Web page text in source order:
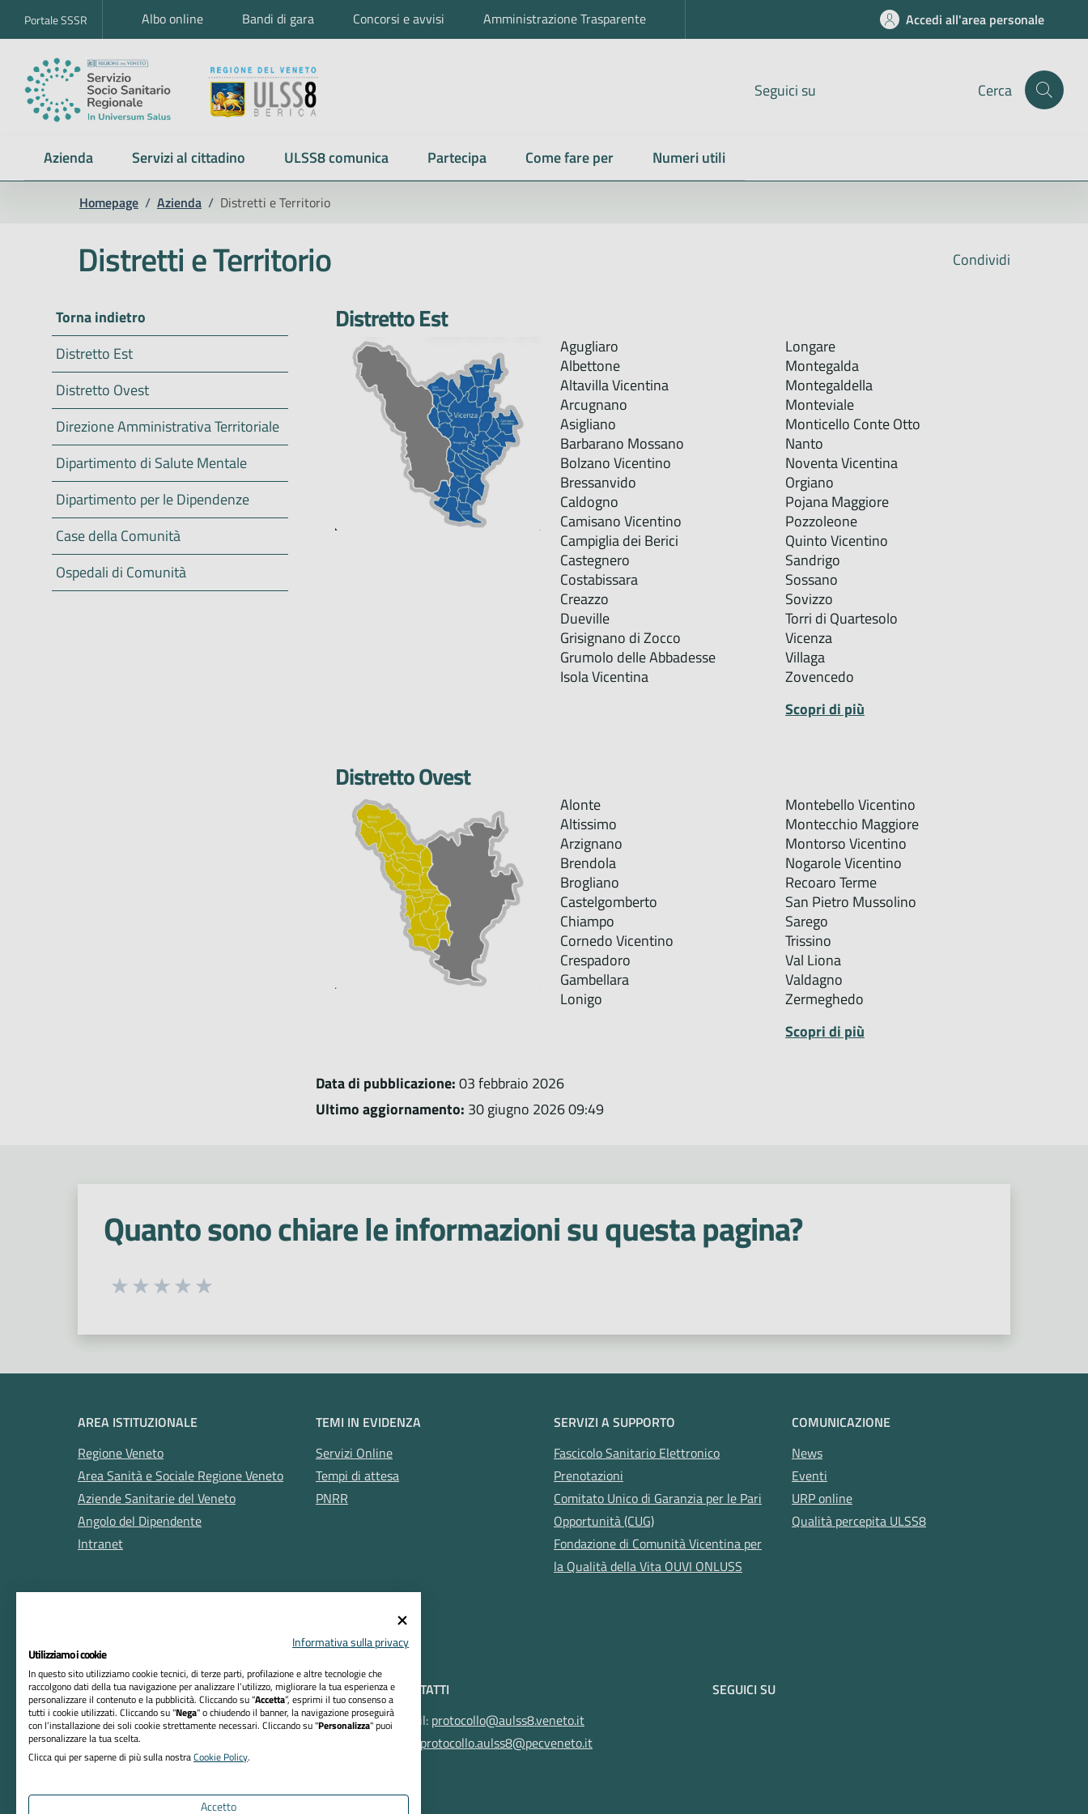
Portale SSSR Albo online Bandi di gara Concorsi e avvisi Amministrazione Trasparente Accedi all'area personale
Seguici su Cerca
Azienda Servizi al cittadino ULSS8 comunica Partecipa Come fare per Numeri utili
Homepage / Azienda / Distretti e Territorio
Condividi
Distretti e Territorio
Torna indietro
Distretto Est
Distretto Ovest
Direzione Amministrativa Territoriale
Dipartimento di Salute Mentale
Dipartimento per le Dipendenze
Case della Comunità
Ospedali di Comunità
Distretto Est
Agugliaro
Albettone
Altavilla Vicentina
Arcugnano
Asigliano
Barbarano Mossano
Bolzano Vicentino
Bressanvido
Caldogno
Camisano Vicentino
Campiglia dei Berici
Castegnero
Costabissara
Creazzo
Dueville
Grisignano di Zocco
Grumolo delle Abbadesse
Isola Vicentina
Longare
Montegalda
Montegaldella
Monteviale
Monticello Conte Otto
Nanto
Noventa Vicentina
Orgiano
Pojana Maggiore
Pozzoleone
Quinto Vicentino
Sandrigo
Sossano
Sovizzo
Torri di Quartesolo
Vicenza
Villaga
Zovencedo
Scopri di più
Distretto Ovest
Alonte
Altissimo
Arzignano
Brendola
Brogliano
Castelgomberto
Chiampo
Cornedo Vicentino
Crespadoro
Gambellara
Lonigo
Montebello Vicentino
Montecchio Maggiore
Montorso Vicentino
Nogarole Vicentino
Recoaro Terme
San Pietro Mussolino
Sarego
Trissino
Val Liona
Valdagno
Zermeghedo
Scopri di più
Data di pubblicazione:03 febbraio 2026
Ultimo aggiornamento: 30 giugno 2026 09:49
Quanto sono chiare le informazioni su questa pagina?
Seleziona una valutazione da 1 a 5 stelle
AREA ISTITUZIONALE
Regione Veneto
Area Sanità e Sociale Regione Veneto
Aziende Sanitarie del Veneto
Angolo del Dipendente
Intranet
TEMI IN EVIDENZA
Servizi Online
Tempi di attesa
PNRR
SERVIZI A SUPPORTO
Fascicolo Sanitario Elettronico
Prenotazioni
Comitato Unico di Garanzia per le Pari
Opportunità (CUG)
Fondazione di Comunità Vicentina per
la Qualità della Vita OUVI ONLUSS
COMUNICAZIONE
News
Eventi
URP online
Qualità percepita ULSS8
RIFERIMENTI
Azienda ULSS n. 8 Berica
Sede Legale:
Viale F. Rodolfi, 37 – 36100 Vicenza
Codice Fiscale e P. IVA 02441500242
CONTATTI
Email: protocollo@aulss8.veneto.it
protocollo.aulss8@pecveneto.it
SEGUICI SU
Informativa sulla privacy
Utilizziamo i cookie
In questo sito utilizziamo cookie tecnici, di terze parti, profilazione e altre tecnologie che
raccolgono dati della tua navigazione per analizzare l’utilizzo, migliorare la tua esperienza e
personalizzare il contenuto e la pubblicità. Cliccando su “Accetta”, esprimi il tuo consenso a
tutti i cookie utilizzati. Cliccando su "Nega" o chiudendo il banner, la navigazione proseguirà
con l’installazione dei soli cookie strettamente necessari. Cliccando su "Personalizza" puoi
personalizzare la tua scelta.
Clicca qui per saperne di più sulla nostraCookie Policy.
Accetto